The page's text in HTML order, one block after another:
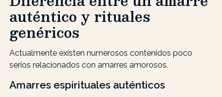
auténtico y rituales
genéricos
Actualmente existen numerosos contenidos poco
serios relacionados con amarres amorosos.
Amarres espirituales auténticos